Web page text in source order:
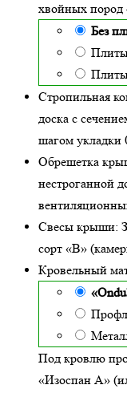
хвойных пород
Без
Стропильная
доска с
шагом укладки
Обрешетка
нестроганной
Свесы крыши:
сорт «В»
Кровельный
Под кровлю
«Изоспан А»